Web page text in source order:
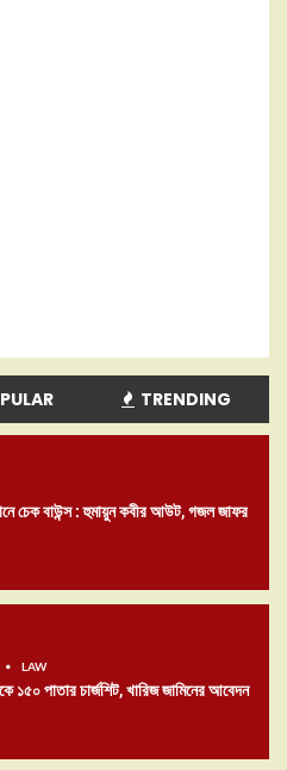
TRENDING
চেক বাউন্স : হুমায়ুন কবীর আউট, গজল জাফর
LAW
১৫০ পাতার চার্জশিট, খারিজ জামিনের আবেদন